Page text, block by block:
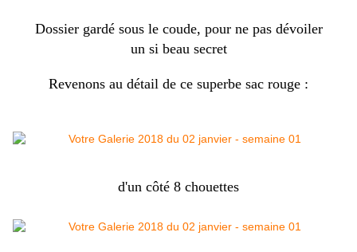
Dossier gardé sous le coude, pour ne pas dévoiler
un si beau secret
Revenons au détail de ce superbe sac rouge :
d'un côté 8 chouettes